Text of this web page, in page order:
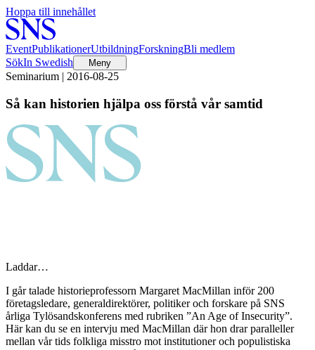
Hoppa till innehållet
EventPublikationerUtbildningForskningBli medlem
SökIn Swedish Meny
Seminarium | 2016-08-25
Så kan historien hjälpa oss förstå vår samtid
Laddar…
I går talade historieprofessorn Margaret MacMillan inför 200
företagsledare, generaldirektörer, politiker och forskare på SNS
årliga Tylösandskonferens med rubriken ”An Age of Insecurity”.
Här kan du se en intervju med MacMillan där hon drar paralleller
mellan vår tids folkliga misstro mot institutioner och populistiska